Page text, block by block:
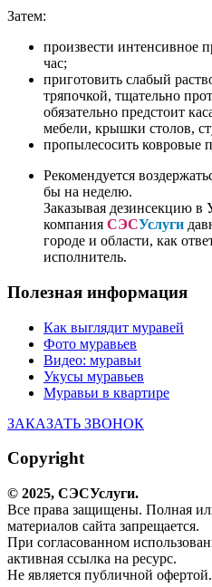
Затем:
произвести интенсивное
час;
приготовить слабый
тряпочкой, тщательно
обязательно предстоит
мебели, крышки столов,
пропылесосить ковровые
Рекомендуется
бы на неделю.
Заказывая дезинсекцию в
компания СЭСУслуги
городе и области, как
исполнитель.
Полезная информация
Как выглядит муравей
Фото муравьев
Видео: муравьи
Укусы муравьев
Муравьи в квартире
ЗАКАЗАТЬ ЗВОНОК
Copyright
© 2025, СЭСУслуги.
Все права защищены. Полная
материалов сайта запрещается.
При согласованном
активная ссылка на ресурс.
Не является публичной офертой.